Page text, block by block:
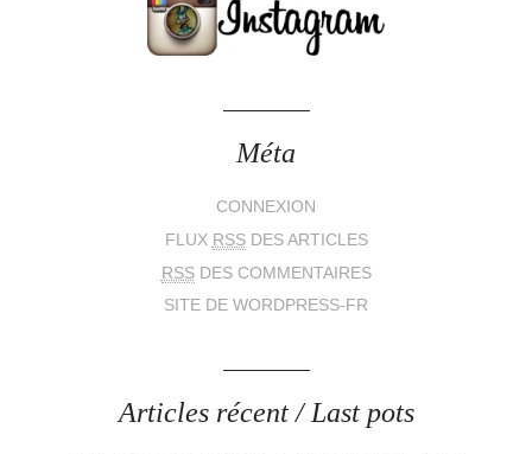
Méta
CONNEXION
FLUX RSSDES ARTICLES
RSSDES COMMENTAIRES
SITE DE WORDPRESS-FR
Articles récent / Last pots